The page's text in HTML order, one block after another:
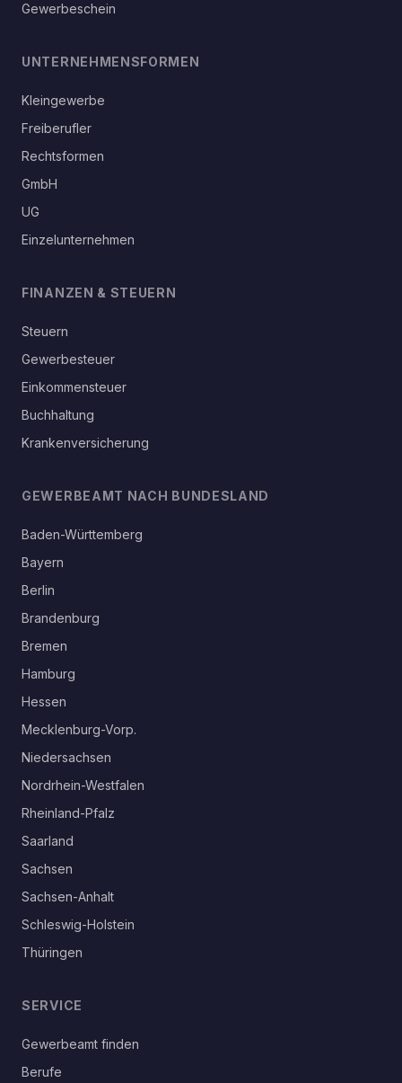
Gewerbeschein
UNTERNEHMENSFORMEN
Kleingewerbe
Freiberufler
Rechtsformen
GmbH
UG
Einzelunternehmen
FINANZEN & STEUERN
Steuern
Gewerbesteuer
Einkommensteuer
Buchhaltung
Krankenversicherung
GEWERBEAMT NACH BUNDESLAND
Baden-Württemberg
Bayern
Berlin
Brandenburg
Bremen
Hamburg
Hessen
Mecklenburg-Vorp.
Niedersachsen
Nordrhein-Westfalen
Rheinland-Pfalz
Saarland
Sachsen
Sachsen-Anhalt
Schleswig-Holstein
Thüringen
SERVICE
Gewerbeamt finden
Berufe